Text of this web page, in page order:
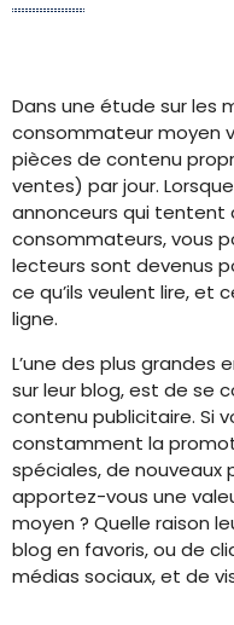
Dans une étude sur les
consommateur moyen
pièces de contenu
ventes) par jour.
annonceurs qui tentent
consommateurs, vous
lecteurs sont devenus
ce qu’ils veulent lire, et
ligne.
L’une des plus grandes
sur leur blog, est de se
contenu publicitaire. Si
constamment la
spéciales, de
apportez-vous une
moyen ? Quelle raison
blog en favoris, ou de
médias sociaux, et de